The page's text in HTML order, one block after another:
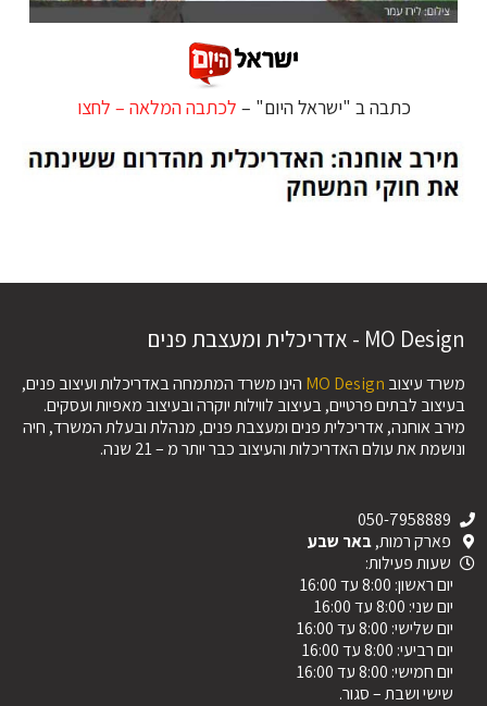
כתבה ב "ישראל היום" – לכתבה המלאה – לחצו
MO Design - אדריכלית ומעצבת פנים
משרד עיצוב MO Design הינו משרד המתמחה באדריכלות ועיצוב פנים,
בעיצוב לבתים פרטיים, בעיצוב לווילות יוקרה ובעיצוב מאפיות ועסקים.
מירב אוחנה, אדריכלית פנים ומעצבת פנים, מנהלת ובעלת המשרד, חיה
ונושמת את עולם האדריכלות והעיצוב כבר יותר מ – 21 שנה.
050-7958889
פארק רמות,באר שבע
שעות פעילות:
יום ראשון: 8:00 עד 16:00
יום שני: 8:00 עד 16:00
יום שלישי: 8:00 עד 16:00
יום רביעי: 8:00 עד 16:00
יום חמישי: 8:00 עד 16:00
שישי ושבת – סגור.